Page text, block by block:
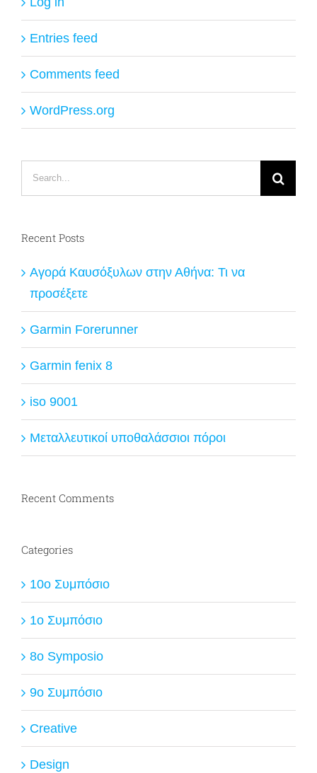
Entries feed
Comments feed
WordPress.org
Recent Posts
Αγορά Καυσόξυλων στην Αθήνα: Τι να
προσέξετε
Garmin Forerunner
Garmin fenix 8
iso 9001
Μεταλλευτικοί υποθαλάσσιοι πόροι
Recent Comments
Categories
10ο Συμπόσιο
1ο Συμπόσιο
8o Symposio
9ο Συμπόσιο
Creative
Design